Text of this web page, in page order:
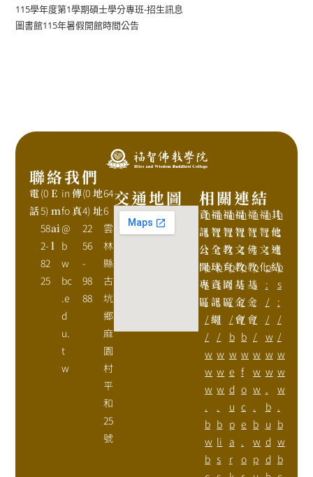
115學年度第1學期碩士學分專班-招生訊息
圖書館115年暑假開館時間公告
聯絡我們
電
話
(0
5)
58
2-
82
25
E
m
ai
l
in
fo
@
b
w
bc
.e
d
u.
t
w
傳
真
(0
4)
22
56
-
98
88
地
址
64
6
雲
林
縣
古
坑
鄉
麻
園
村
平
和
25
號
交通地圖 相關連結
資
訊
公
開
專
區
h
t
t
p
s
:
/
/
w
w
w
.
b
w
b
福
智
全
球
資
訊
網
h
t
t
p
s
:
/
/
w
w
w
.
b
li
s
福
智
教
育
園
區
h
t
t
p
:
/
/
b
w
e
d
u
p
a
r
福
智
文
教
基
金
會
h
t
t
p
:
/
/
b
w
f
o
c
e
.
o
福
智
佛
教
基
金
會
h
t
t
p
s
:
/
/
w
w
w
.
b
w
p
福
智
文
化
h
t
t
p
:
/
/
w
w
w
.
b
u
d
d
其
他
連
結
h
t
t
p
s
:
/
/
w
w
w
.
b
w
b